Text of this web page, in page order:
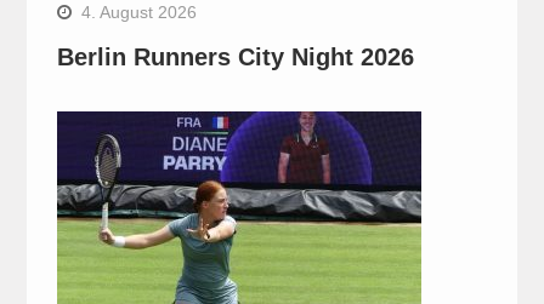
4. August 2026
Berlin Runners City Night 2026